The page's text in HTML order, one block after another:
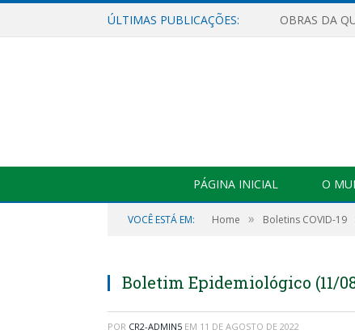
ÚLTIMAS PUBLICAÇÕES:
PÁGINA INICIAL O
VOCÊ ESTÁ EM: Home » Boletins COVID-19
Boletim Epidemiológico (11/
POR CR2-ADMIN5 EM 11 DE AGOSTO DE 2022